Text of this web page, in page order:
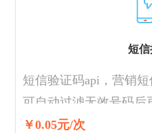
短信
短信验证码api，营销
可自动过滤无效号码后
本，每超过70个字符按
￥0.05元/次